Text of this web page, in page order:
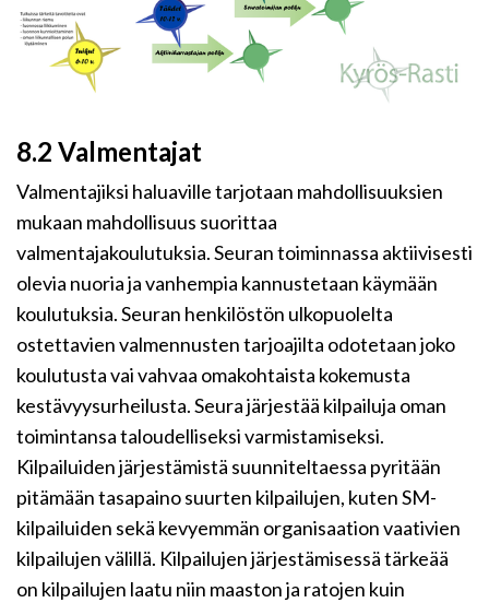
8.2 Valmentajat
Valmentajiksi haluaville tarjotaan mahdollisuuksien
mukaan mahdollisuus suorittaa
valmentajakoulutuksia. Seuran toiminnassa aktiivisesti
olevia nuoria ja vanhempia kannustetaan käymään
koulutuksia. Seuran henkilöstön ulkopuolelta
ostettavien valmennusten tarjoajilta odotetaan joko
koulutusta vai vahvaa omakohtaista kokemusta
kestävyysurheilusta. Seura järjestää kilpailuja oman
toimintansa taloudelliseksi varmistamiseksi.
Kilpailuiden järjestämistä suunniteltaessa pyritään
pitämään tasapaino suurten kilpailujen, kuten SM-
kilpailuiden sekä kevyemmän organisaation vaativien
kilpailujen välillä. Kilpailujen järjestämisessä tärkeää
on kilpailujen laatu niin maaston ja ratojen kuin